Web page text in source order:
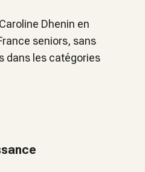
Dhenin en
seniors, sans
dans les catégories